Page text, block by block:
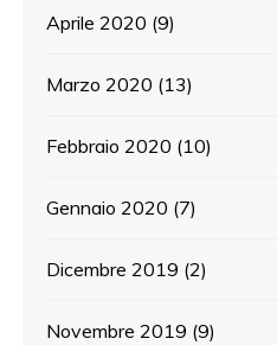
Aprile 2020 (9)
Marzo 2020 (13)
Febbraio 2020 (10)
Gennaio 2020 (7)
Dicembre 2019 (2)
Novembre 2019 (9)